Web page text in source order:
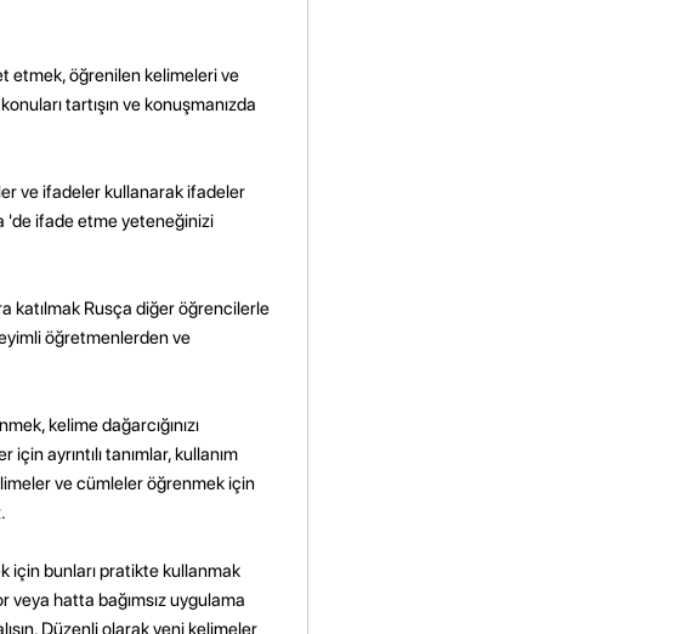
etmek, öğrenilen kelimeleri ve
tartışın ve konuşmanızda
ve ifadeler kullanarak ifadeler
'de ifade etme yeteneğinizi
katılmak Rusça diğer öğrencilerle
öğretmenlerden ve
kelime dağarcığınızı
ayrıntılı tanımlar, kullanım
ve cümleler öğrenmek için
için bunları pratikte kullanmak
veya hatta bağımsız uygulama
Düzenli olarak yeni kelimeler